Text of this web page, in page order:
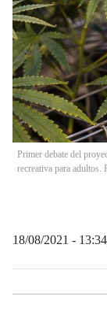
Primer debate del
recreativa para adultos.
18/08/2021 - 13:34